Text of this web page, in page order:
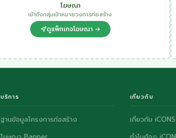
โฆษณา
เข้าถึงกลุ่มเป้าหมายวงการก่อสร้าง
ดูแพ็กเกจโฆษณา →
บริการ
ฐานข้อมูลโครงการก่อสร้าง
เกี่ยวกับ
เกี่ยวกับ iCONS